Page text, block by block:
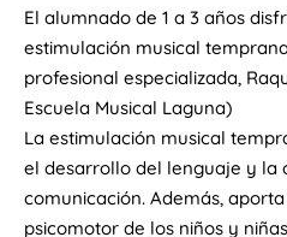
El alumnado de 1 a 3 años
estimulación musical
profesional especializada,
Escuela Musical Laguna)
La estimulación musical
el desarrollo del lenguaje y la
comunicación. Además,
psicomotor de los niños y